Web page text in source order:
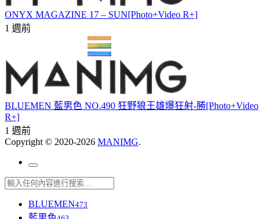
ONYX MAGAZINE 17 – SUN[Photo+Video R+]
1 週前
BLUEMEN 藍男色 NO.490 狂野狼王雄爆狂射-勝[Photo+Video
R+]
1 週前
Copyright © 2020-2026 MANIMG.
BLUEMEN473